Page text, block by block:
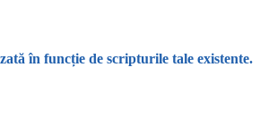
în funcție de scripturile tale existente.